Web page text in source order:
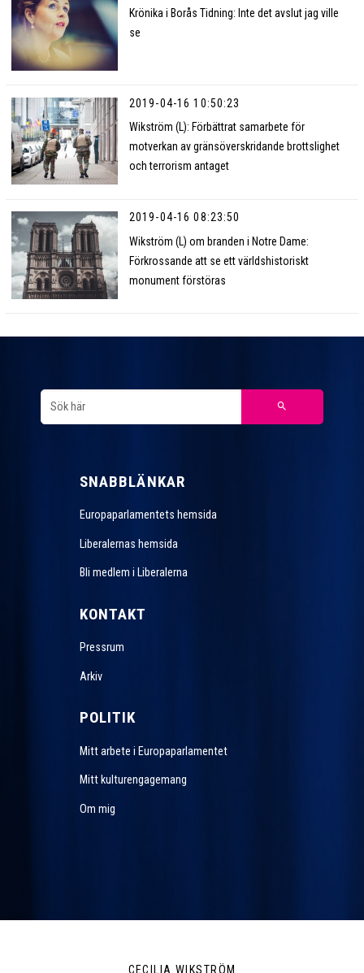
Krönika i Borås Tidning: Inte det avslut jag ville
se
2019-04-16 10:50:23
Wikström (L): Förbättrat samarbete för
motverkan av gränsöverskridande brottslighet
och terrorism antaget
2019-04-16 08:23:50
Wikström (L) om branden i Notre Dame:
Förkrossande att se ett världshistoriskt
monument förstöras
SNABBLÄNKAR
Europaparlamentets hemsida
Liberalernas hemsida
Bli medlem i Liberalerna
KONTAKT
Pressrum
Arkiv
POLITIK
Mitt arbete i Europaparlamentet
Mitt kulturengagemang
Om mig
CECILIA WIKSTRÖM